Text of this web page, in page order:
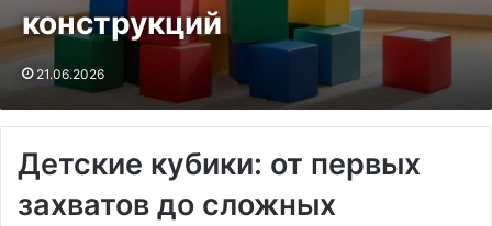
конструкций
21.06.2026
Детские кубики: от первых
захватов до сложных